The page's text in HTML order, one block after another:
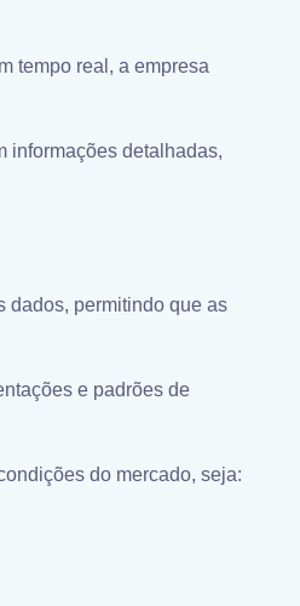
tempo real, a empresa
informações detalhadas,
dados, permitindo que as
e padrões de
do mercado, seja: